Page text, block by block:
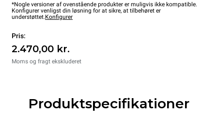
*Nogle versioner af ovenstående produkter er muligvis ikke kompatible.
Konfigurer venligst din løsning for at sikre, at tilbehøret er
understøttet.Konfigurer
Pris:
2.470,00 kr.
Moms og fragt ekskluderet
Produktspecifikationer